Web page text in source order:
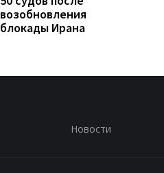
возобновления
блокады Ирана
Новости